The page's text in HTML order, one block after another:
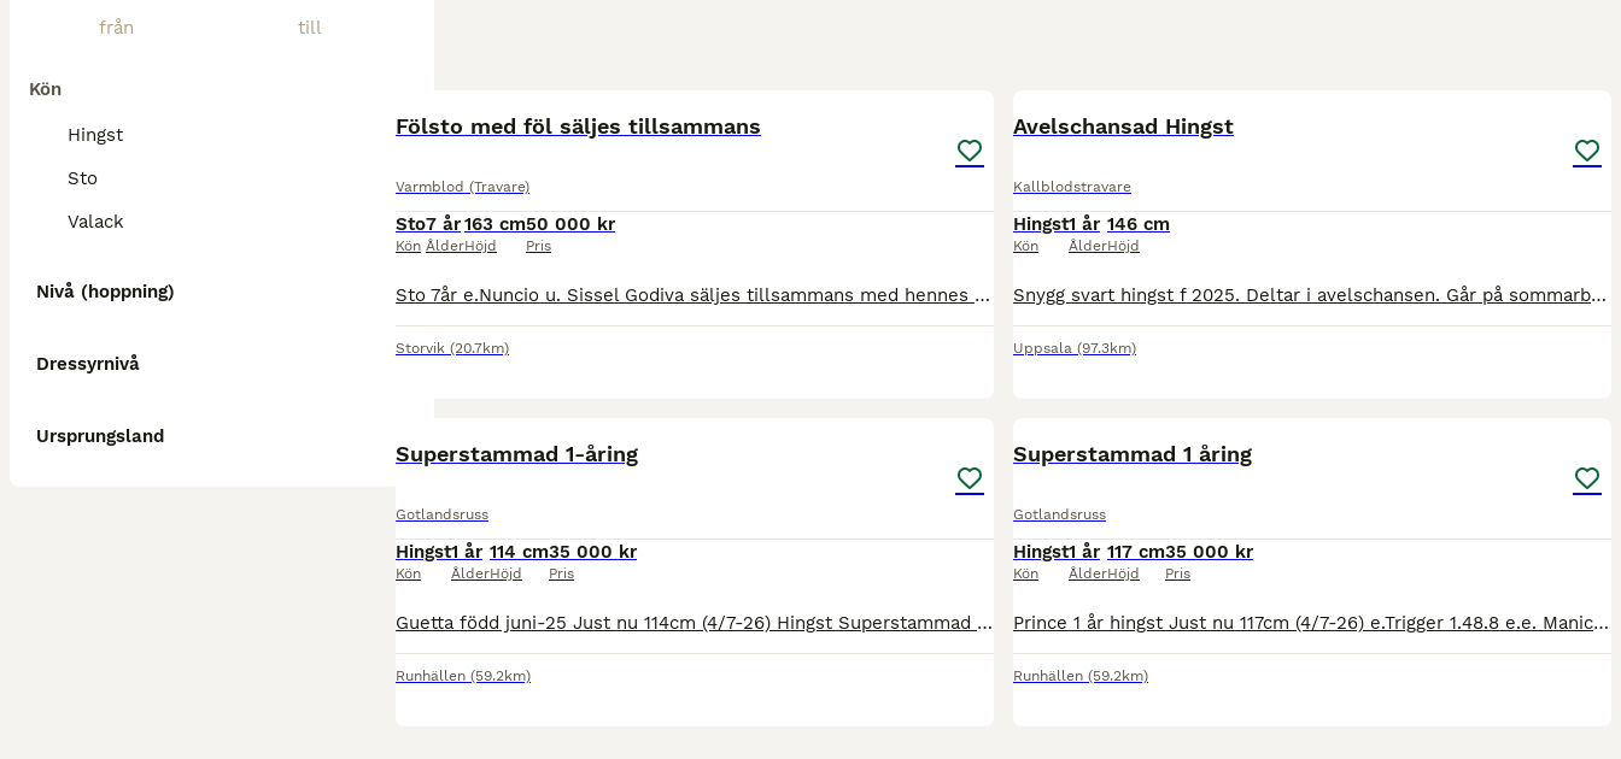
Kön
Hingst
Sto
Valack
Nivå (hoppning)
Dressyrnivå
Ursprungsland
Fölsto med föl säljes tillsammans
Varmblod (Travare)
Sto
Kön
7 år
Ålder
163 cm
Höjd
50 000 kr
Pris
Sto 7år e.Nuncio u. Sissel Godiva säljes tillsammans med hennes första avkomma, ett stoföl e.Brambling född 23/5. Känns som hon har fortfarande har kvar att ge som tävlingshäst framöver. Säljes pga a
Storvik (20.7km)
Avelschansad Hingst
Kallblodstravare
Hingst
Kön
1 år
Ålder
146 cm
Höjd
Snygg svart hingst f 2025. Deltar i avelschansen. Går på sommarbete just nu hos Tomas Rosén. Säljes endast till travsatsande hem. Kan tänka mig att sälja andelar.
Uppsala (97.3km)
Superstammad 1-åring
Gotlandsruss
Hingst
Kön
1 år
Ålder
114 cm
Höjd
35 000 kr
Pris
Guetta född juni-25 Just nu 114cm (4/7-26) Hingst Superstammad i flera led. e.Trigger 1.48.8 e.e. Manicken 1.43,0 e.u. Kålmans Pärla gick 1.51,4 som 4-åring e.u.e Polar 1.42.2 u. Embla Tess 1,46.4
Runhällen (59.2km)
Superstammad 1 åring
Gotlandsruss
Hingst
Kön
1 år
Ålder
117 cm
Höjd
35 000 kr
Pris
Prince 1 år hingst Just nu 117cm (4/7-26) e.Trigger 1.48.8 e.e. Manicken 1.43,0 e.u. Kålmans Pärla gick 1.51,4 som 4-åring e.u.e Polar 1.42.2 u.Brianna 1,43.8 u.e Ernst Ronaldo 1,36.7 u.u.e Hero S
Runhällen (59.2km)